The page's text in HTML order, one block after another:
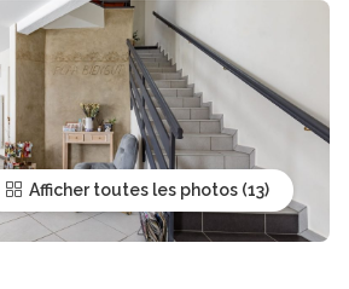
Afficher toutes les photos